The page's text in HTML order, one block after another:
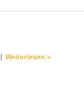
Weiterlesen »